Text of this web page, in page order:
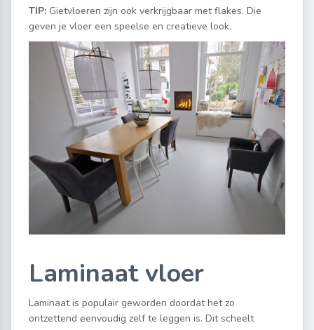
TIP: Gietvloeren zijn ook verkrijgbaar met flakes. Die
geven je vloer een speelse en creatieve look.
Laminaat vloer
Laminaat is populair geworden doordat het zo
ontzettend eenvoudig zelf te leggen is. Dit scheelt